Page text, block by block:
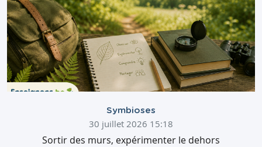
Symbioses
30 juillet 2026 15:18
Sortir des murs, expérimenter le dehors